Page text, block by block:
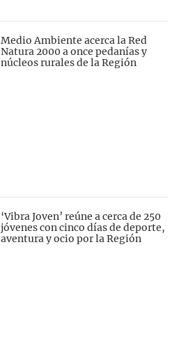
Medio Ambiente acerca la Red
Natura 2000 a once pedanías y
núcleos rurales de la Región
‘Vibra Joven’ reúne a cerca de 250
jóvenes con cinco días de deporte,
aventura y ocio por la Región